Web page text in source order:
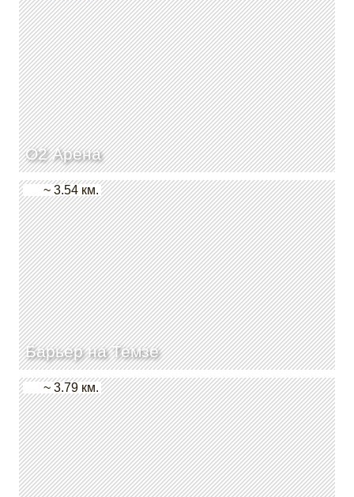
О2 Арена
Барьер на Темзе
~ 3.54 км.
~ 3.79 км.